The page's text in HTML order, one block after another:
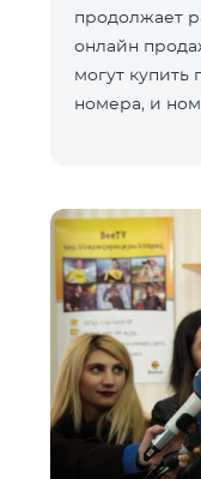
продолжает
онлайн
могут
номера, и